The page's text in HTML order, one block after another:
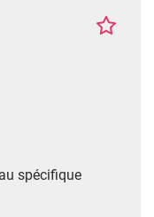
spécifique